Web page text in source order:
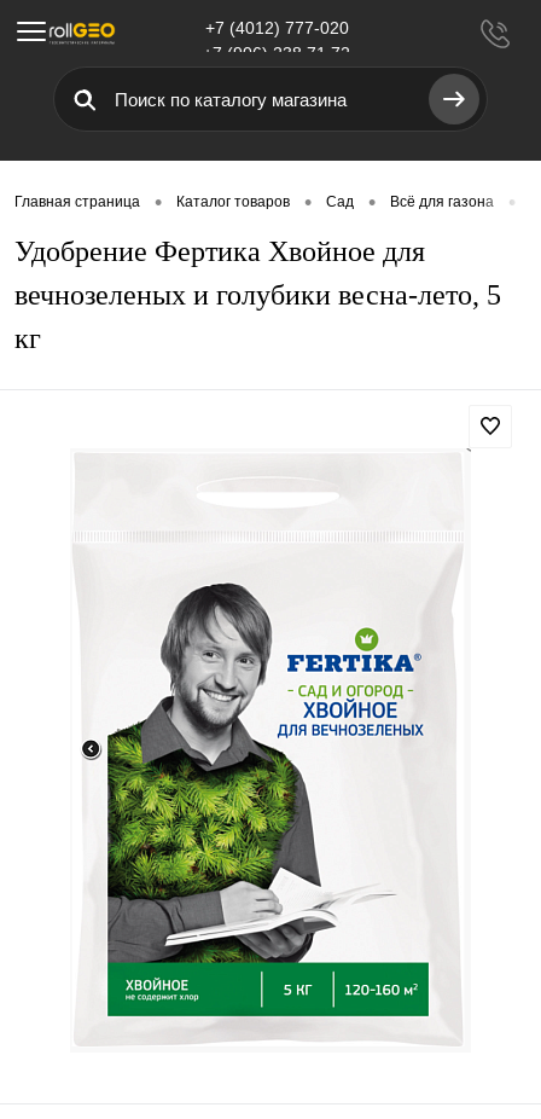
Меню
+7 (4012) 777-020
+7 (906) 238 71 72
Главная страница • Каталог товаров • Сад • Всё для газона •
Удобрение Фертика Хвойное для
вечнозеленых и голубики весна-лето, 5
кг